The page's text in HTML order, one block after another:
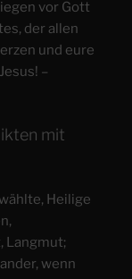
vor Gott
der allen
und eure
–
mit
Heilige
Langmut;
wenn